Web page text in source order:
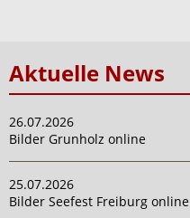
Aktuelle News
26.07.2026
Bilder Grunholz online
25.07.2026
Bilder Seefest Freiburg online